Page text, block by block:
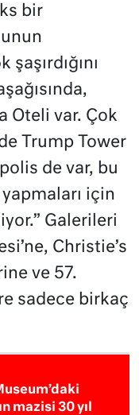
bir
Oteli var. Çok
Trump Tower
de var, bu
için
Galerileri
Christie’s
ve 57.
sadece birkaç
mazisi 30 yıl